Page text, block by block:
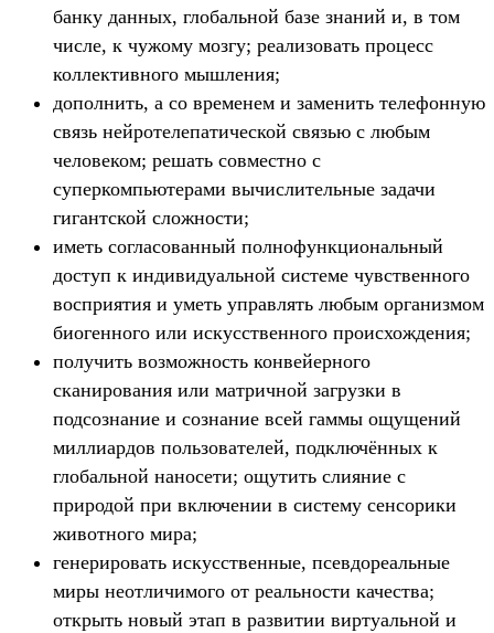
банку данных, глобальной базе знаний и, в том
числе, к чужому мозгу; реализовать процесс
коллективного мышления;
дополнить, а со временем и заменить телефонную
связь нейротелепатической связью с любым
человеком; решать совместно с
суперкомпьютерами вычислительные задачи
гигантской сложности;
иметь согласованный полнофункциональный
доступ к индивидуальной системе чувственного
восприятия и уметь управлять любым организмом
биогенного или искусственного происхождения;
получить возможность конвейерного
сканирования или матричной загрузки в
подсознание и сознание всей гаммы ощущений
миллиардов пользователей, подключённых к
глобальной наносети; ощутить слияние с
природой при включении в систему сенсорики
животного мира;
генерировать искусственные, псевдореальные
миры неотличимого от реальности качества;
открыть новый этап в развитии виртуальной и